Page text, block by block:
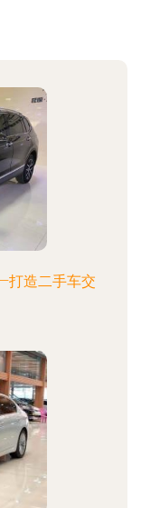
打造二手车交